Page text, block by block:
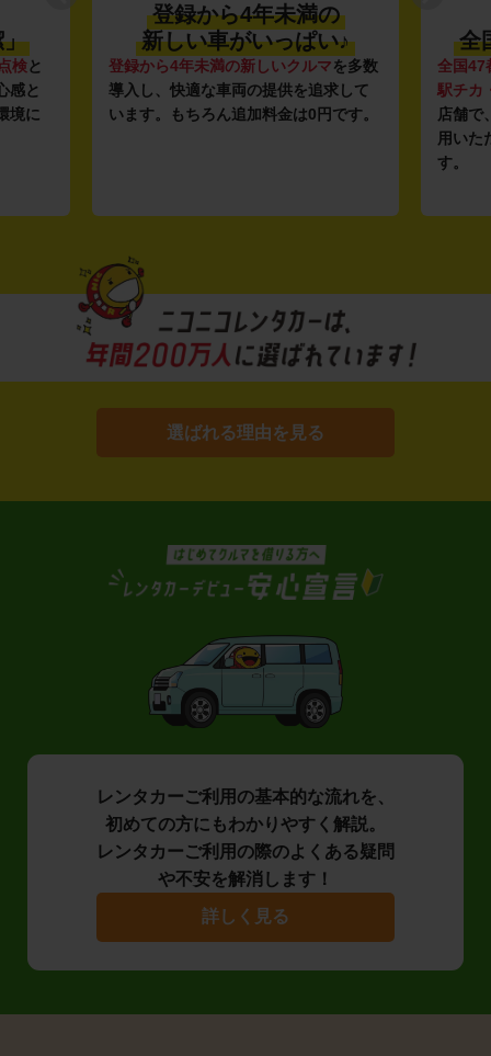
」
検と
感と
境に
登録から4年未満の
新しい車がいっぱい♪
登録から4年未満の新しいクルマを多数
導入し、快適な車両の提供を追求して
います。もちろん追加料金は0円です。
全
全国47
駅チカ
店舗で
用いた
す。
選ばれる理由を見る
レンタカーご利用の基本的な流れを、
初めての方にもわかりやすく解説。
レンタカーご利用の際のよくある疑問
や不安を解消します！
詳しく見る